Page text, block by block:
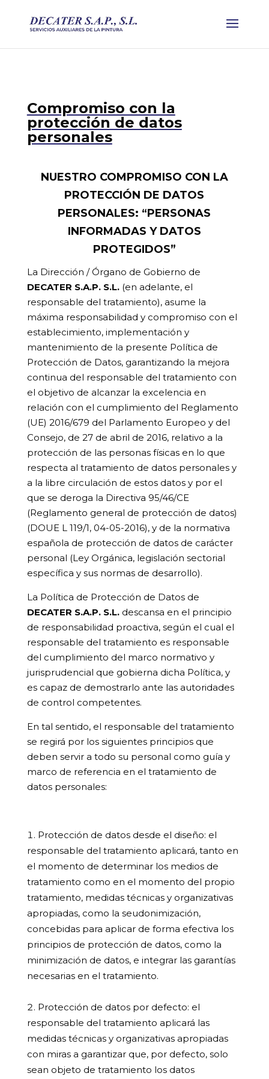
Compromiso con la
protección de datos
personales
NUESTRO COMPROMISO CON LA
PROTECCIÓN DE DATOS
PERSONALES: “PERSONAS
INFORMADAS Y DATOS
PROTEGIDOS”
La Dirección / Órgano de Gobierno de
DECATER S.A.P. S.L.(en adelante, el
responsable del tratamiento), asume la
máxima responsabilidad y compromiso con el
establecimiento, implementación y
mantenimiento de la presente Política de
Protección de Datos, garantizando la mejora
continua del responsable del tratamiento con
el objetivo de alcanzar la excelencia en
relación con el cumplimiento del Reglamento
(UE) 2016/679 del Parlamento Europeo y del
Consejo, de 27 de abril de 2016, relativo a la
protección de las personas físicas en lo que
respecta al tratamiento de datos personales y
a la libre circulación de estos datos y por el
que se deroga la Directiva 95/46/CE
(Reglamento general de protección de datos)
(DOUE L 119/1, 04-05-2016), y de la normativa
española de protección de datos de carácter
personal (Ley Orgánica, legislación sectorial
específica y sus normas de desarrollo).
La Política de Protección de Datos de
DECATER S.A.P. S.L.descansa en el principio
de responsabilidad proactiva, según el cual el
responsable del tratamiento es responsable
del cumplimiento del marco normativo y
jurisprudencial que gobierna dicha Política, y
es capaz de demostrarlo ante las autoridades
de control competentes.
En tal sentido, el responsable del tratamiento
se regirá por los siguientes principios que
deben servir a todo su personal como guía y
marco de referencia en el tratamiento de
datos personales:
Protección de datos desde el diseño: el
responsable del tratamiento aplicará, tanto en
el momento de determinar los medios de
tratamiento como en el momento del propio
tratamiento, medidas técnicas y organizativas
apropiadas, como la seudonimización,
concebidas para aplicar de forma efectiva los
principios de protección de datos, como la
minimización de datos, e integrar las garantías
necesarias en el tratamiento.
Protección de datos por defecto: el
responsable del tratamiento aplicará las
medidas técnicas y organizativas apropiadas
con miras a garantizar que, por defecto, solo
sean objeto de tratamiento los datos